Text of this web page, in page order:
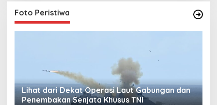
Foto Peristiwa
Lihat dari Dekat Operasi Laut Gabungan dan
Penembakan Senjata Khusus TNI